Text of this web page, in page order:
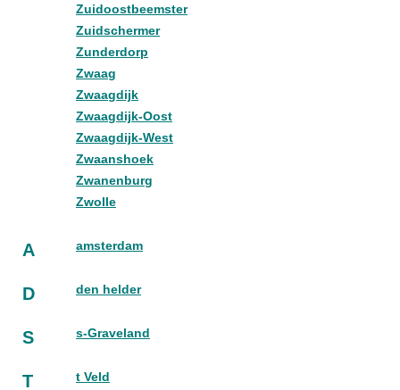
Zuidoostbeemster
Zuidschermer
Zunderdorp
Zwaag
Zwaagdijk
Zwaagdijk-Oost
Zwaagdijk-West
Zwaanshoek
Zwanenburg
Zwolle
A amsterdam
D den helder
S s-Graveland
T t Veld